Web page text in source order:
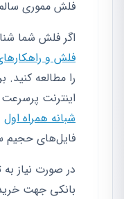
فلش مموری
اگر فلش شما
فلش و
را مطالعه کنید.
اینترنت
شبانه همراه اول
فایل‌های حجیم
در صورت نیاز
بانکی جهت